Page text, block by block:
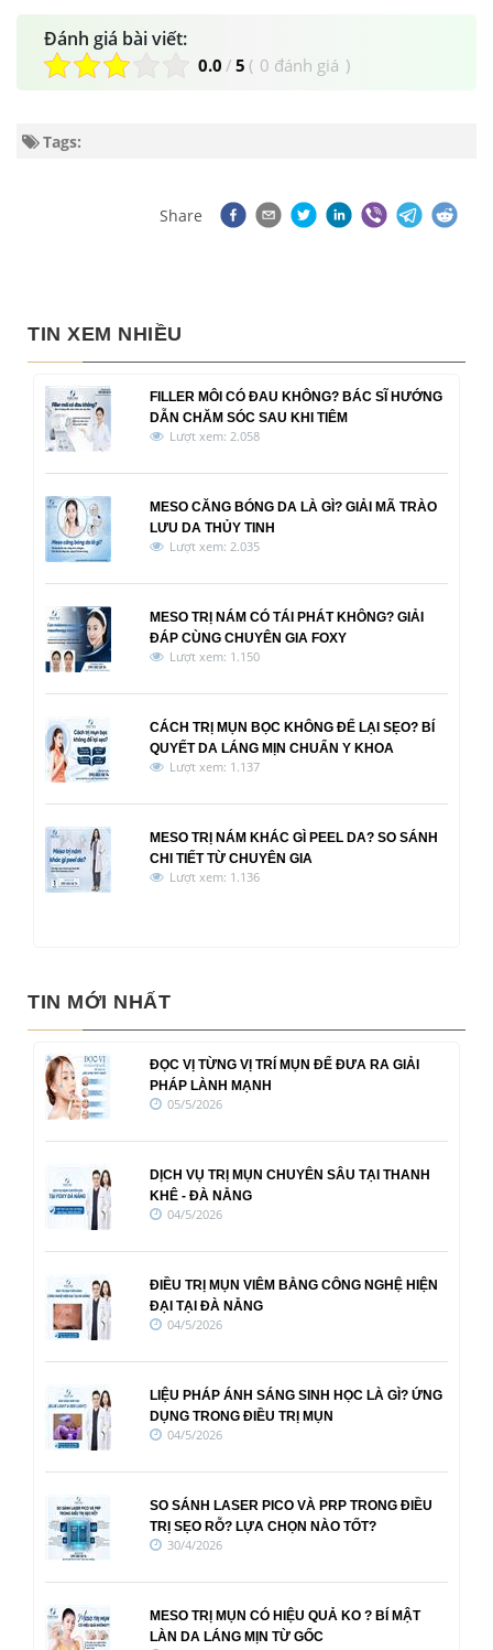
Đánh giá bài viết:
0.0 / 5 ( 0 đánh giá )
Tags:
Share
TIN XEM NHIỀU
FILLER MÔI CÓ ĐAU KHÔNG? BÁC SĨ HƯỚNG
DẪN CHĂM SÓC SAU KHI TIÊM
Lượt xem: 2.058
MESO CĂNG BÓNG DA LÀ GÌ? GIẢI MÃ TRÀO
LƯU DA THỦY TINH
Lượt xem: 2.035
MESO TRỊ NÁM CÓ TÁI PHÁT KHÔNG? GIẢI
ĐÁP CÙNG CHUYÊN GIA FOXY
Lượt xem: 1.150
CÁCH TRỊ MỤN BỌC KHÔNG ĐỂ LẠI SẸO? BÍ
QUYẾT DA LÁNG MỊN CHUẨN Y KHOA
Lượt xem: 1.137
MESO TRỊ NÁM KHÁC GÌ PEEL DA? SO SÁNH
CHI TIẾT TỪ CHUYÊN GIA
Lượt xem: 1.136
TIN MỚI NHẤT
ĐỌC VỊ TỪNG VỊ TRÍ MỤN ĐỂ ĐƯA RA GIẢI
PHÁP LÀNH MẠNH
05/5/2026
DỊCH VỤ TRỊ MỤN CHUYÊN SÂU TẠI THANH
KHÊ - ĐÀ NẴNG
04/5/2026
ĐIỀU TRỊ MỤN VIÊM BẰNG CÔNG NGHỆ HIỆN
ĐẠI TẠI ĐÀ NẴNG
04/5/2026
LIỆU PHÁP ÁNH SÁNG SINH HỌC LÀ GÌ? ỨNG
DỤNG TRONG ĐIỀU TRỊ MỤN
04/5/2026
SO SÁNH LASER PICO VÀ PRP TRONG ĐIỀU
TRỊ SẸO RỖ? LỰA CHỌN NÀO TỐT?
30/4/2026
MESO TRỊ MỤN CÓ HIỆU QUẢ KO ? BÍ MẬT
LÀN DA LÁNG MỊN TỪ GỐC